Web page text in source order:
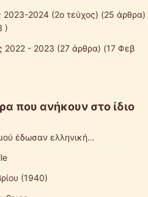
2023-2024 (2ο τεύχος) (25 άρθρα)
)
2022 - 2023 (27 άρθρα) (17 Φεβ
που ανήκουν στο ίδιο
έδωσαν ελληνική…
(1940)